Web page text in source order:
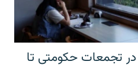
در تجمعات حکومتی تا